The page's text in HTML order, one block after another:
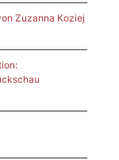
Zuzanna Koziej